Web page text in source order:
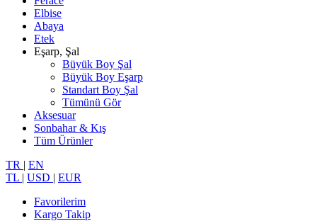
Elbise
Abaya
Etek
Eşarp, Şal
Büyük Boy Şal
Büyük Boy Eşarp
Standart Boy Şal
Tümünü Gör
Aksesuar
Sonbahar & Kış
Tüm Ürünler
TR | EN
TL | USD | EUR
Favorilerim
Kargo Takip